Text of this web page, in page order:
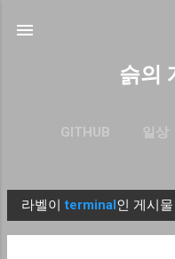
슭의
GITHUB 일상
글
라벨이terminal인 게시